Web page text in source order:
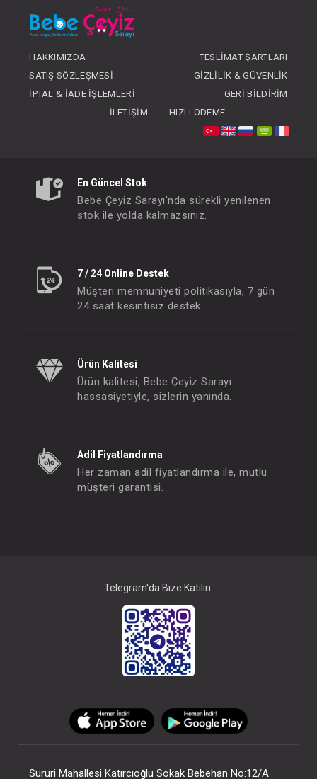
Şifonyer... Mignon
FIYATLARI GÖRMEK IÇIN ÜYE
OLUNUZ
HAKKIMIZDA
TESLIMAT ŞARTLARI
SATIŞ SÖZLEŞMESI
GIZLILIK & GÜVENLIK
İPTAL & İADE İŞLEMLERI
GERI BILDIRIM
İLETIŞIM
HIZLI ÖDEME
En Güncel Stok
Bebe Çeyiz Sarayı'nda sürekli yenilenen
stok ile yolda kalmazsınız.
7 / 24 Online Destek
Müşteri memnuniyeti politikasıyla, 7 gün
24 saat kesintisiz destek.
Ürün Kalitesi
Ürün kalitesi, Bebe Çeyiz Sarayı
hassasiyetiyle, sizlerin yanında.
Adil Fiyatlandırma
Her zaman adil fiyatlandırma ile, mutlu
müşteri garantisi.
Telegram'da Bize Katılın.
Sururi Mahallesi Katırcıoğlu Sokak Bebehan No:12/A